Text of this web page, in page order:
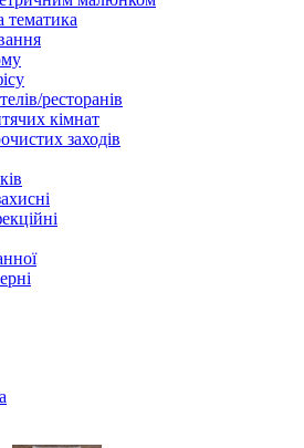
тематика
ресторанів
кімнат
заходів